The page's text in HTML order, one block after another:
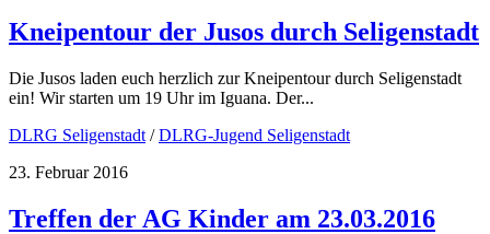
Kneipentour der Jusos durch Seligenstadt
Die Jusos laden euch herzlich zur Kneipentour durch Seligenstadt
ein! Wir starten um 19 Uhr im Iguana. Der...
DLRG Seligenstadt /DLRG-Jugend Seligenstadt
23. Februar 2016
Treffen der AG Kinder am 23.03.2016